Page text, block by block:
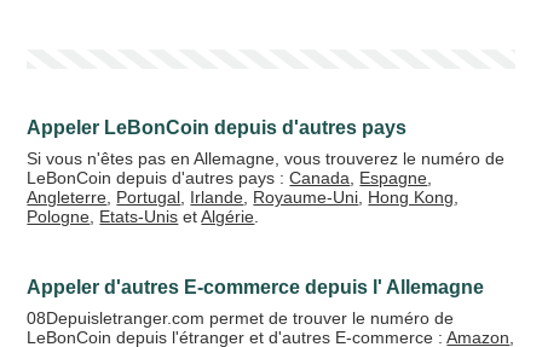
Appeler LeBonCoin depuis d'autres pays
Si vous n'êtes pas en Allemagne, vous trouverez le numéro de
LeBonCoin depuis d'autres pays :Canada Espagne
Angleterre Portugal Irlande Royaume-Uni Hong Kong
Pologne Etats-Unis etAlgérie
Appeler d'autres E-commerce depuis l' Allemagne
08Depuisletranger.com permet de trouver le numéro de
LeBonCoin depuis l'étranger et d'autres E-commerce :Amazon